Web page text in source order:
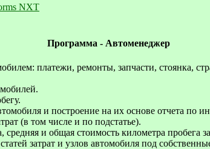
NXT
Программа - Автоменеджер
платежи, ремонты, запчасти, стоянка,
и построение на их основе отчета по
(в том числе и по подстатье).
и общая стоимость километра пробега
затрат и узлов автомобиля под